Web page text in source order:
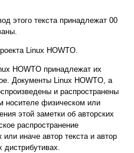
этого текста принадлежат 00
Linux HOWTO.
HOWTO принадлежат их
Документы Linux HOWTO, а
и распространены
носителе физическом или
этой заметки об авторских
распространение
иначе автор текста и автор
дистрибутивах.